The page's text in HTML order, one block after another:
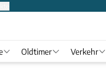
Oldtimer Verkehr